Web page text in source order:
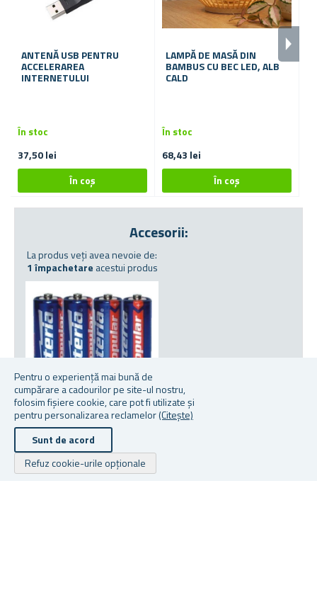
Pentru o experiență mai bună de
cumpărare a cadourilor pe site-ul nostru,
folosim fișiere cookie, care pot fi utilizate și
pentru personalizarea reclamelor(Citește)
Sunt de acord
Refuz cookie-urile opționale
ANTENĂ USB PENTRU
ACCELERAREA
INTERNETULUI
37,50 lei
În stoc
LAMPĂ DE MASĂ DIN
BAMBUS CU BEC LED, ALB
CALD
68,43 lei
În stoc
Accesorii:
La produs veți avea nevoie de:
1 împachetare acestui produs
ACUMULATOR AA 4 BUC
★★★★★
★★★★★